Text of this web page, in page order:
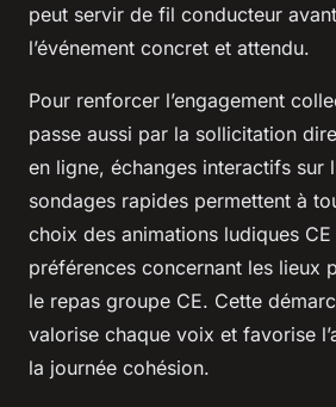
peut servir de fil conducteur
l’événement concret et attendu.
Pour renforcer l’engagement
passe aussi par la sollicitation
en ligne, échanges interactifs sur
sondages rapides permettent à
choix des animations ludiques CE
préférences concernant les lieux
le repas groupe CE. Cette
valorise chaque voix et favorise
la journée cohésion.